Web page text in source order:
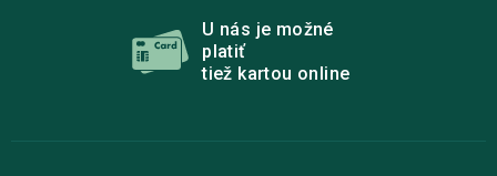
U nás je možné
platiť
tiež kartou online